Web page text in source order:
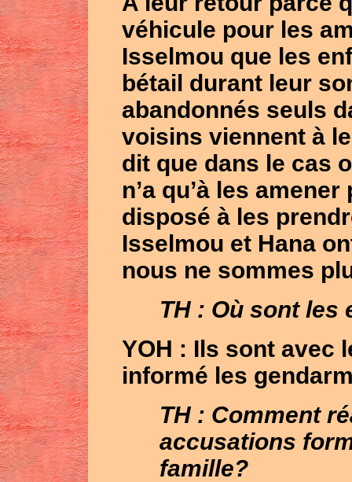
véhicule pour les
Isselmou que les
bétail durant leur
abandonnés seuls
voisins viennent à
dit que dans le cas
n’a qu’à les
disposé à les
Isselmou et Hana
nous ne sommes
TH : Où sont les
YOH : Ils sont avec
informé les
TH : Comment
accusations
famille?